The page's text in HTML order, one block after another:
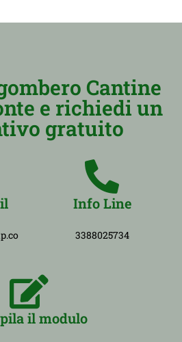
Cantine
e richiedi un
gratuito
Info Line
3388025734
il modulo